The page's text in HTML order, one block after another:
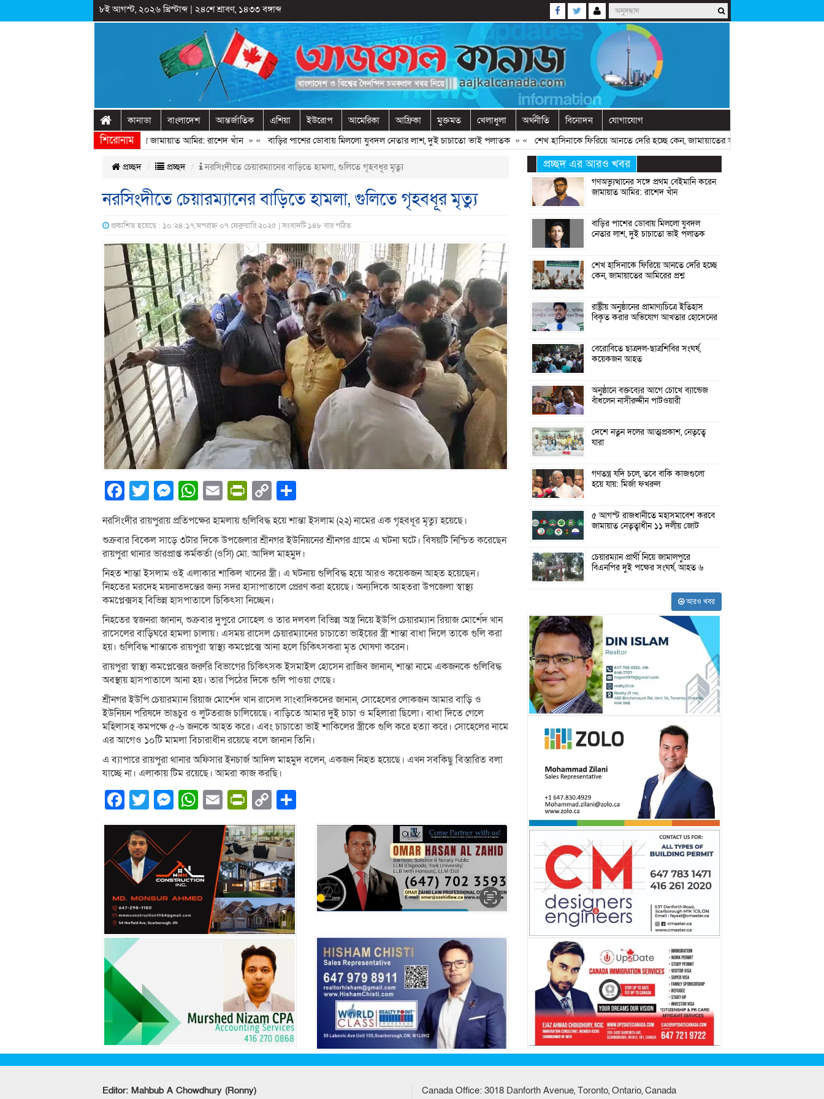
৮ই আগস্ট, ২০২৬ খ্রিস্টাব্দ| ২৪শে শ্রাবণ, ১৪৩৩ বঙ্গাব্দ
কানাডা বাংলাদেশ আন্তর্জাতিক এশিয়া ইউরোপ আমেরিকা আফ্রিকা মুক্তমত খেলাধুলা অর্থনীতি বিনোদন যোগাযোগ
শিরোনাম
সঙ্গে প্রথম বেইমানি করেন জামায়াত আমির: রাশেদ খাঁন» « বাড়ির পাশের ডোবায় মিললো যুবদল নেতার লাশ, দুই চাচাতো ভাই পলাতক» « শেখ হাসিনাকে ফিরিয়ে আনতে দেরি হচ্ছে কেন, জামায়াতের আমিরের প্রশ্ন
প্রচ্ছদ প্রচ্ছদ নরসিংদীতে চেয়ারম্যানের বাড়িতে হামলা, গুলিতে গৃহবধূর মৃত্যু
নরসিংদীতে চেয়ারম্যানের বাড়িতে হামলা, গুলিতে গৃহবধূর মৃত্যু
প্রকাশিত হয়েছে : ১০:২৪:১৭,অপরাহ্ন ০৭ ফেব্রুয়ারি ২০২৫ | সংবাদটি ১৪৮ বার পঠিত
Facebook
Twitter
Messenger
WhatsApp
EmailPrintFriendly
Copy
Link
নরসিংদীর রায়পুরায় প্রতিপক্ষের হামলায় গুলিবিদ্ধ হয়ে শান্তা ইসলাম (২২) নামের এক গৃহবধূর মৃত্যু হয়েছে।
শুক্রবার বিকেল সাড়ে ৩টার দিকে উপজেলার শ্রীনগর ইউনিয়নের শ্রীনগর গ্রামে এ ঘটনা ঘটে। বিষয়টি নিশ্চিত করেছেন
রায়পুরা থানার ভারপ্রাপ্ত কর্মকর্তা (ওসি) মো. আদিল মাহমুদ।
নিহত শান্তা ইসলাম ওই এলাকার শাকিল খানের স্ত্রী। এ ঘটনায় গুলিবিদ্ধ হয়ে আরও কয়েকজন আহত হয়েছেন।
নিহতের মরদেহ ময়নাতদন্তের জন্য সদর হাসাপাতালে প্রেরণ করা হয়েছে। অন্যদিকে আহতরা উপজেলা স্বাস্থ্য
কমপ্লেক্সসহ বিভিন্ন হাসপাতালে চিকিৎসা নিচ্ছেন।
নিহতের স্বজনরা জানান, শুক্রবার দুপুরে সোহেল ও তার দলবল বিভিন্ন অস্ত্র নিয়ে ইউপি চেয়ারম্যান রিয়াজ মোর্শেদ খান
রাসেলের বাড়িঘরে হামলা চালায়। এসময় রাসেল চেয়ারম্যানের চাচাতো ভাইয়ের স্ত্রী শান্তা বাধা দিলে তাকে গুলি করা
হয়। গুলিবিদ্ধ শান্তাকে রায়পুরা স্বাস্থ্য কমপ্লেক্সে আনা হলে চিকিৎসকরা মৃত ঘোষণা করেন।
রায়পুরা স্বাস্থ্য কমপ্লেক্সের জরুরি বিভাগের চিকিৎসক ইসমাইল হোসেন রাজিব জানান, শান্তা নামে একজনকে গুলিবিদ্ধ
অবস্থায় হাসপাতালে আনা হয়। তার পিঠের দিকে গুলি পাওয়া গেছে।
শ্রীনগর ইউপি চেয়ারম্যান রিয়াজ মোর্শেদ খান রাসেল সাংবাদিকদের জানান, সোহেলের লোকজন আমার বাড়ি ও
ইউনিয়ন পরিষদে ভাঙচুর ও লুটতরাজ চালিয়েছে। বাড়িতে আমার দুই চাচা ও মহিলারা ছিলো। বাধা দিতে গেলে
মহিলাসহ কমপক্ষে ৫-৬ জনকে আহত করে। এবং চাচাতো ভাই শাকিলের স্ত্রীকে গুলি করে হত্যা করে। সোহেলের নামে
এর আগেও ১০টি মামলা বিচারাধীন রয়েছে বলে জানান তিনি।
এ ব্যাপারে রায়পুরা থানার অফিসার ইনচার্জ আদিল মাহমুদ বলেন, একজন নিহত হয়েছে। এখন সবকিছু বিস্তারিত বলা
যাচ্ছে না। এলাকায় টিম রয়েছে। আমরা কাজ করছি।
Facebook
Twitter
Messenger
WhatsApp
EmailPrintFriendly
Copy
Link
প্রচ্ছদ এর আরও খবর
গণঅভ্যুত্থানের সঙ্গে প্রথম বেইমানি করেন
জামায়াত আমির: রাশেদ খাঁন
বাড়ির পাশের ডোবায় মিললো যুবদল
নেতার লাশ, দুই চাচাতো ভাই পলাতক
শেখ হাসিনাকে ফিরিয়ে আনতে দেরি হচ্ছে
কেন, জামায়াতের আমিরের প্রশ্ন
রাষ্ট্রীয় অনুষ্ঠানের প্রামাণ্যচিত্রে ইতিহাস
বিকৃত করার অভিযোগ আখতার হোসেনের
বেরোবিতে ছাত্রদল-ছাত্রশিবির সংঘর্ষ,
কয়েকজন আহত
অনুষ্ঠানে বক্তব্যের আগে চোখে ব্যান্ডেজ
বাঁধলেন নাসীরুদ্দীন পাটওয়ারী
দেশে নতুন দলের আত্মপ্রকাশ, নেতৃত্বে
যারা
গণতন্ত্র যদি চলে, তবে বাকি কাজগুলো
হয়ে যায়: মির্জা ফখরুল
৫ আগস্ট রাজধানীতে মহাসমাবেশ করবে
জামায়াত নেতৃত্বাধীন ১১ দলীয় জোট
চেয়ারম্যান প্রার্থী নিয়ে জামালপুরে
বিএনপির দুই পক্ষের সংঘর্ষ, আহত ৬
আরও খবর
Editor: Mahbub A Chowdhury (Ronny)
Canada Office: 3018 Danforth Avenue, Toronto, Ontario, Canada